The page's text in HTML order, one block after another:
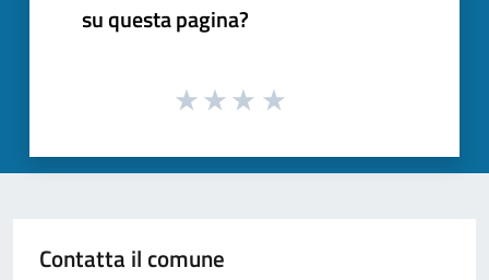
su questa pagina?
Contatta il comune